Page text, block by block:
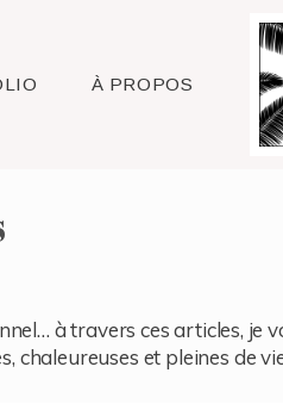
À PROPOS
à travers ces articles, je
et pleines de